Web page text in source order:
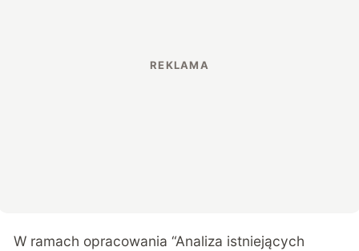
W ramach opracowania “Analiza istniejących